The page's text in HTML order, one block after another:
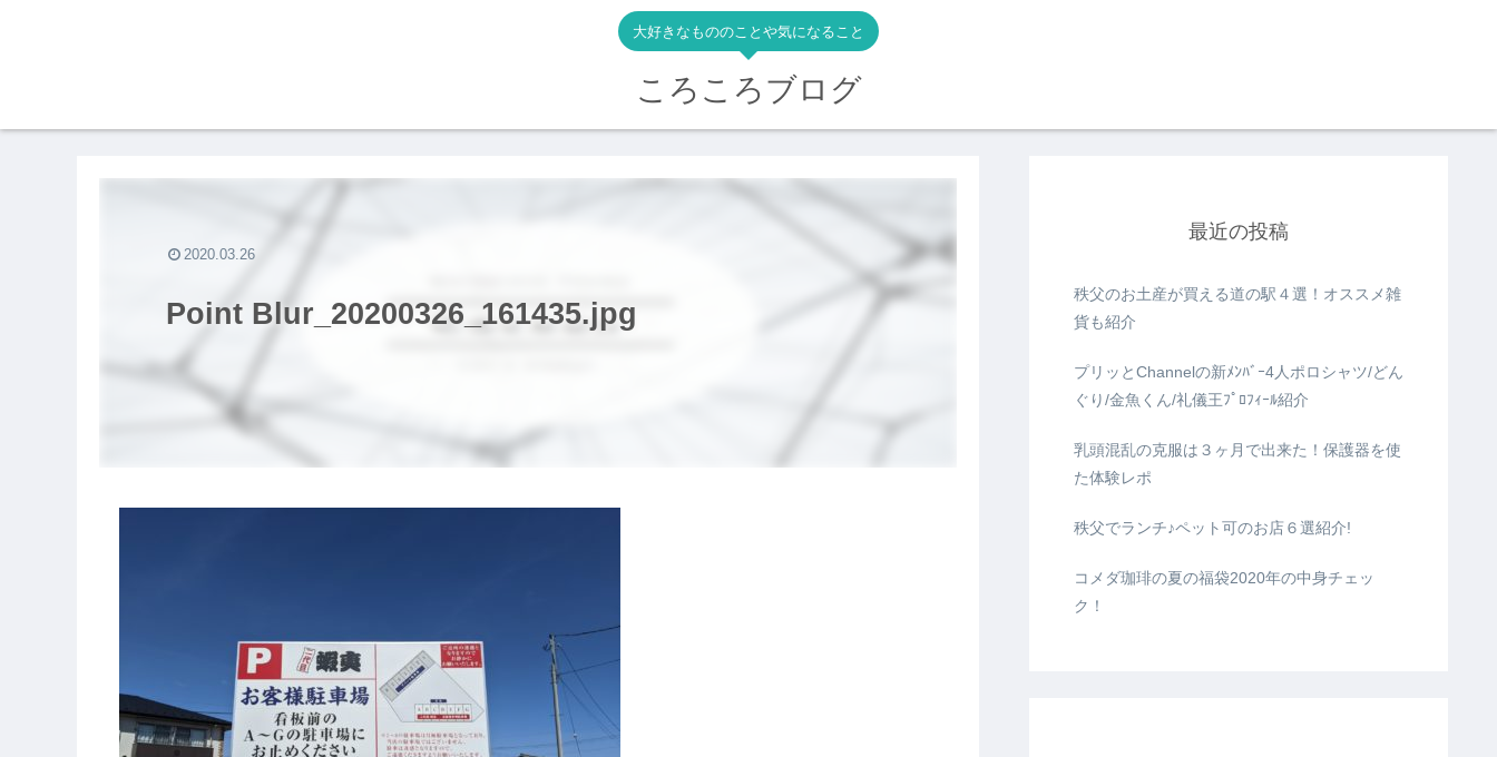
大好きなもののことや気になること
ころころブログ
Point Blur_20200326_161435.jpg
2020.03.26
最近の投稿
秩父のお土産が買える道の駅４選！オススメ雑
貨も紹介
プリッとChannelの新ﾒﾝﾊﾞｰ4人ポロシャツ/どん
ぐり/金魚くん/礼儀王ﾌﾟﾛﾌｨｰﾙ紹介
乳頭混乱の克服は３ヶ月で出来た！保護器を使
た体験レポ
秩父でランチ♪ペット可のお店６選紹介!
コメダ珈琲の夏の福袋2020年の中身チェッ
ク！